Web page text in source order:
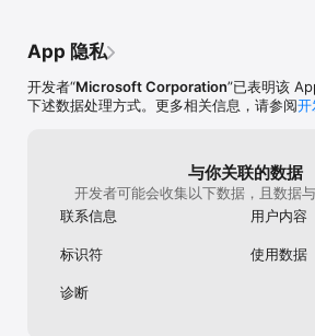
若要登录 OneDrive 上的工作或学校帐户, 你
件的 OneDrive、SharePoint Online 或
划.
隐私
公司维护设施的任何其他国家/地区传输、存
隐私政策: https://go.microsoft.com/
使用条款: https://go.microsoft.com/
*需要 Microsoft 365 个人或家庭订阅
App 隐私
开发者“Microsoft Corporation”已表明该
下述数据处理方式。更多相关信息，请参阅开
与你关联的数据
开发者可能会收集以下数据，且数据
联系信息
用户内容
标识符 使用数据
诊断